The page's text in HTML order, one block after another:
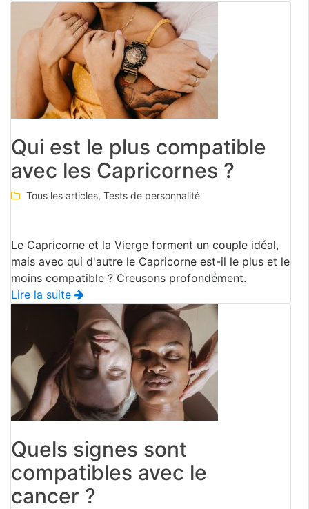
Qui est le plus compatible
avec les Capricornes ?
Tous les articles, Tests de personnalité
Le Capricorne et la Vierge forment un couple idéal,
mais avec qui d'autre le Capricorne est-il le plus et le
moins compatible ? Creusons profondément.
Lire la suite
Quels signes sont
compatibles avec le
cancer ?